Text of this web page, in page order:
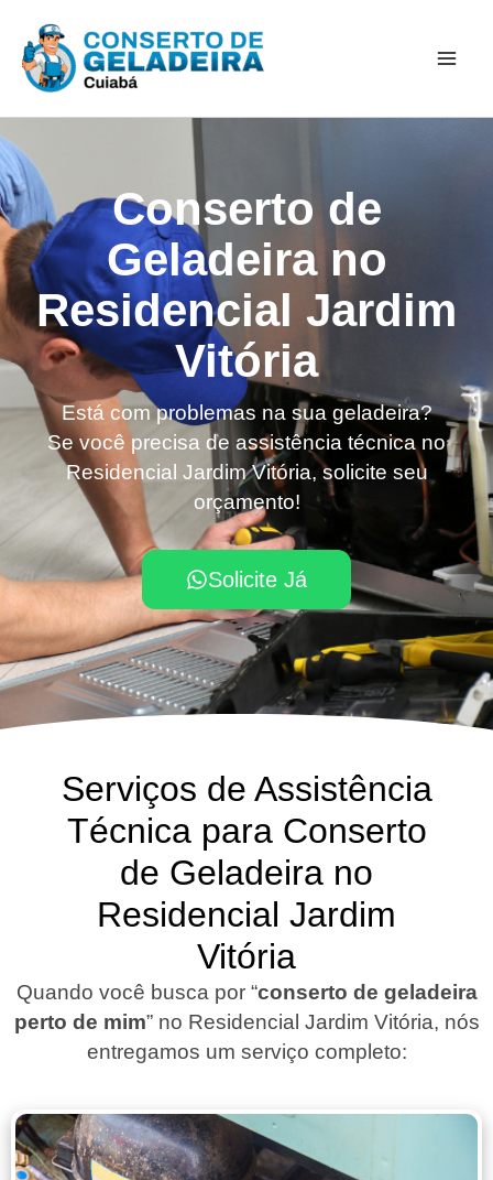
para
Conserto de
Geladeira no
Residencial Jardim
Vitória
Está com problemas na sua geladeira?
Se você precisa de assistência técnica no
Residencial Jardim Vitória, solicite seu
orçamento!
Solicite Já
Serviços de Assistência
Técnica para Conserto
de Geladeira no
Residencial Jardim
Vitória
Quando você busca por “conserto de geladeira
perto de mim” no Residencial Jardim Vitória, nós
entregamos um serviço completo: